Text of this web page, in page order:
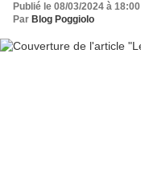
Publié le 08/03/2024 à 18:00
Par Blog Poggiolo